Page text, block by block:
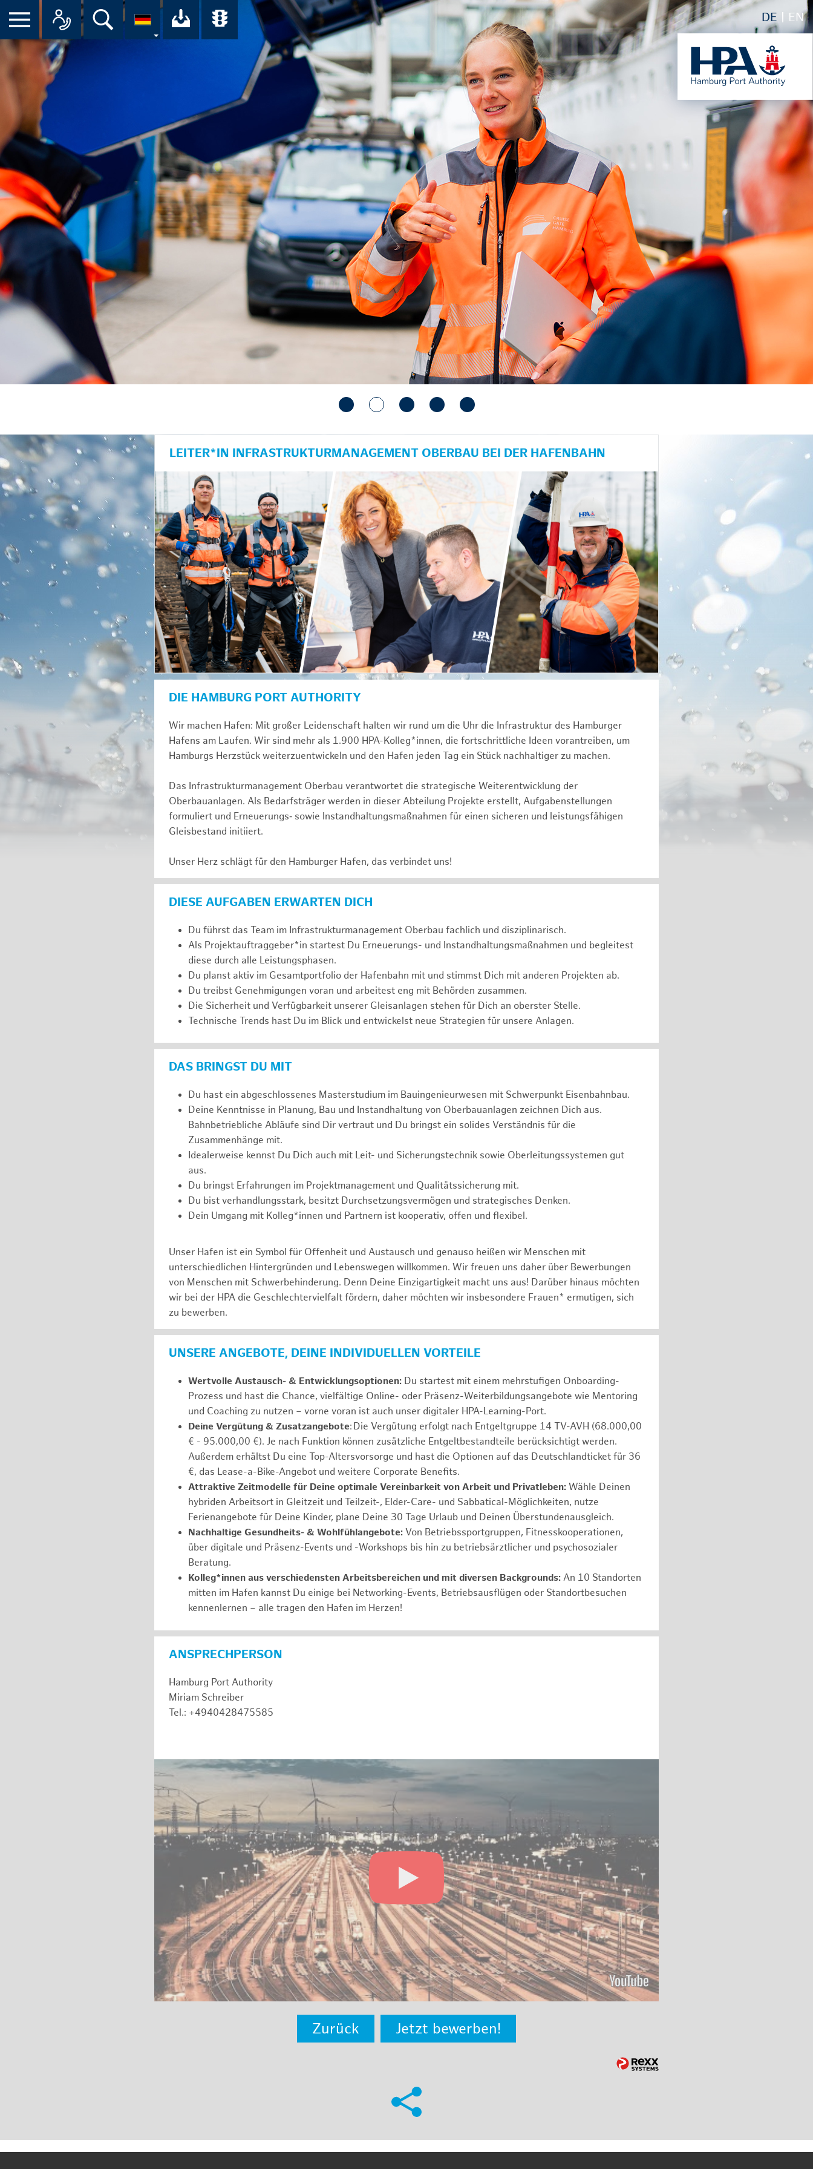
DE EN
Suche Ihr Download-Center der HPA
Übersicht aller Verkehrsmeldungen im Hafen am
LEITER*IN INFRASTRUKTURMANAGEMENT OBERBAU BEI DER HAFENBAHN
DIE HAMBURG PORT AUTHORITY
Wir machen Hafen: Mit großer Leidenschaft halten wir rund um die Uhr die Infrastruktur des Hamburger
Hafens am Laufen. Wir sind mehr als 1.900 HPA-Kolleg*innen, die fortschrittliche Ideen vorantreiben, um
Hamburgs Herzstück weiterzuentwickeln und den Hafen jeden Tag ein Stück nachhaltiger zu machen.
Das Infrastrukturmanagement Oberbau verantwortet die strategische Weiterentwicklung der
Oberbauanlagen. Als Bedarfsträger werden in dieser Abteilung Projekte erstellt, Aufgabenstellungen
formuliert und Erneuerungs‑ sowie Instandhaltungsmaßnahmen für einen sicheren und leistungsfähigen
Gleisbestand initiiert.
Unser Herz schlägt für den Hamburger Hafen, das verbindet uns!
DIESE AUFGABEN ERWARTEN DICH
Du führst das Team im Infrastrukturmanagement Oberbau fachlich und disziplinarisch.
Als Projektauftraggeber*in startest Du Erneuerungs- und Instandhaltungsmaßnahmen und begleitest
diese durch alle Leistungsphasen.
Du planst aktiv im Gesamtportfolio der Hafenbahn mit und stimmst Dich mit anderen Projekten ab.
Du treibst Genehmigungen voran und arbeitest eng mit Behörden zusammen.
Die Sicherheit und Verfügbarkeit unserer Gleisanlagen stehen für Dich an oberster Stelle.
Technische Trends hast Du im Blick und entwickelst neue Strategien für unsere Anlagen.
DAS BRINGST DU MIT
Du hast ein abgeschlossenes Masterstudium im Bauingenieurwesen mit Schwerpunkt Eisenbahnbau.
Deine Kenntnisse in Planung, Bau und Instandhaltung von Oberbauanlagen zeichnen Dich aus.
Bahnbetriebliche Abläufe sind Dir vertraut und Du bringst ein solides Verständnis für die
Zusammenhänge mit.
Idealerweise kennst Du Dich auch mit Leit- und Sicherungstechnik sowie Oberleitungssystemen gut
aus.
Du bringst Erfahrungen im Projektmanagement und Qualitätssicherung mit.
Du bist verhandlungsstark, besitzt Durchsetzungsvermögen und strategisches Denken.
Dein Umgang mit Kolleg*innen und Partnern ist kooperativ, offen und flexibel.
Unser Hafen ist ein Symbol für Offenheit und Austausch und genauso heißen wir Menschen mit
unterschiedlichen Hintergründen und Lebenswegen willkommen. Wir freuen uns daher über Bewerbungen
von Menschen mit Schwerbehinderung. Denn Deine Einzigartigkeit macht uns aus! Darüber hinaus möchten
wir bei der HPA die Geschlechtervielfalt fördern, daher möchten wir insbesondere Frauen* ermutigen, sich
zu bewerben.
UNSERE ANGEBOTE, DEINE INDIVIDUELLEN VORTEILE
Wertvolle Austausch- & Entwicklungsoptionen: Du startest mit einem mehrstufigen Onboarding-
Prozess und hast die Chance, vielfältige Online- oder Präsenz-Weiterbildungsangebote wie Mentoring
und Coaching zu nutzen – vorne voran ist auch unser digitaler HPA-Learning-Port.
Deine Vergütung & Zusatzangebote: Die Vergütung erfolgt nach Entgeltgruppe 14 TV-AVH (68.000,00
€ - 95.000,00 €). Je nach Funktion können zusätzliche Entgeltbestandteile berücksichtigt werden.
Außerdem erhältst Du eine Top-Altersvorsorge und hast die Optionen auf das Deutschlandticket für 36
€, das Lease-a-Bike-Angebot und weitere Corporate Benefits.
Attraktive Zeitmodelle für Deine optimale Vereinbarkeit von Arbeit und Privatleben: Wähle Deinen
hybriden Arbeitsort in Gleitzeit und Teilzeit-, Elder-Care- und Sabbatical-Möglichkeiten, nutze
Ferienangebote für Deine Kinder, plane Deine 30 Tage Urlaub und Deinen Überstundenausgleich.
Nachhaltige Gesundheits- & Wohlfühlangebote: Von Betriebssportgruppen, Fitnesskooperationen,
über digitale und Präsenz-Events und -Workshops bis hin zu betriebsärztlicher und psychosozialer
Beratung.
Kolleg*innen aus verschiedensten Arbeitsbereichen und mit diversen Backgrounds: An 10 Standorten
mitten im Hafen kannst Du einige bei Networking-Events, Betriebsausflügen oder Standortbesuchen
kennenlernen – alle tragen den Hafen im Herzen!
ANSPRECHPERSON
Hamburg Port Authority
Miriam Schreiber
Tel.: +4940428475585
Zurück Jetzt bewerben!